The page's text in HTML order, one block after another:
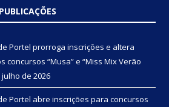
Portel prorroga inscrições e altera
concursos “Musa” e “Miss Mix Verão
julho de 2026
Portel abre inscrições para concursos